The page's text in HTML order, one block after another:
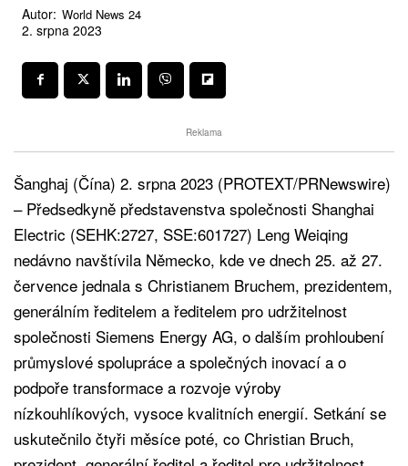
Autor: World News 24
2. srpna 2023
Reklama
Šanghaj (Čína) 2. srpna 2023 (PROTEXT/PRNewswire)
– Předsedkyně představenstva společnosti Shanghai
Electric (SEHK:2727, SSE:601727) Leng Weiqing
nedávno navštívila Německo, kde ve dnech 25. až 27.
července jednala s Christianem Bruchem, prezidentem,
generálním ředitelem a ředitelem pro udržitelnost
společnosti Siemens Energy AG, o dalším prohloubení
průmyslové spolupráce a společných inovací a o
podpoře transformace a rozvoje výroby
nízkouhlíkových, vysoce kvalitních energií. Setkání se
uskutečnilo čtyři měsíce poté, co Christian Bruch,